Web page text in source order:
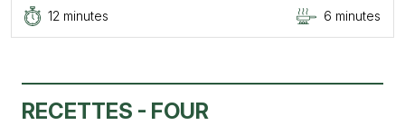
12 minutes 6 minutes
RECETTES - FOUR